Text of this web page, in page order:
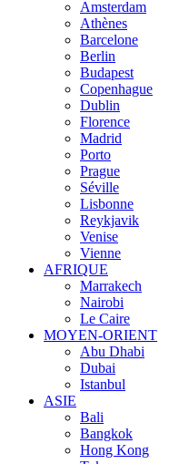
Amsterdam
Athènes
Barcelone
Berlin
Budapest
Copenhague
Dublin
Florence
Madrid
Porto
Prague
Séville
Lisbonne
Reykjavik
Venise
Vienne
AFRIQUE
Marrakech
Nairobi
Le Caire
MOYEN-ORIENT
Abu Dhabi
Dubai
Istanbul
ASIE
Bali
Bangkok
Hong Kong